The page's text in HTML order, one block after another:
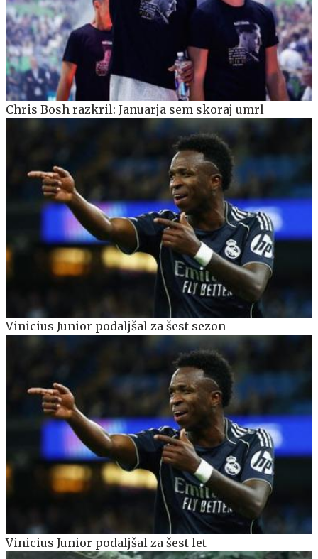
Chris Bosh razkril: Januarja sem skoraj umrl
Vinicius Junior podaljšal za šest sezon
Vinicius Junior podaljšal za šest let